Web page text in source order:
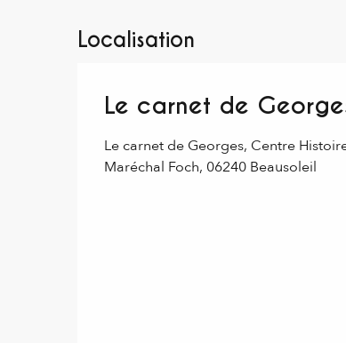
Localisation
Le carnet de
Le carnet de Georges, Centre
Maréchal Foch, 06240 Beausoleil